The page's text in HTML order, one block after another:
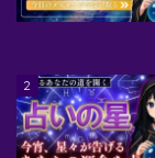
2